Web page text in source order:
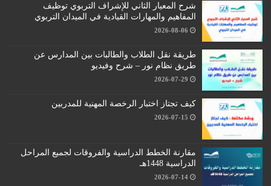
شرح المعيار الثاني للإشراف التربوي توظيف
المفاهيم والمهارات القيادية في الميدان التربوي
2026-08-06
طريقة نقل الطلاب والطالبات بين المدارس عن
طريق نظام نور – شرح وفيديو
2026-07-29
كيف تجتاز اختبار الرخصة المهنية للمدربين
2026-07-15
مقارنة الخطط الدراسية والفروقات لجميع المراحل
الدراسية 1448هـ
2026-07-14